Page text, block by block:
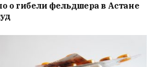
о гибели фельдшера в Астане